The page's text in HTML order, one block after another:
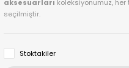
aksesuarları koleksiyonumuz, her
seçilmiştir.
Stoktakiler